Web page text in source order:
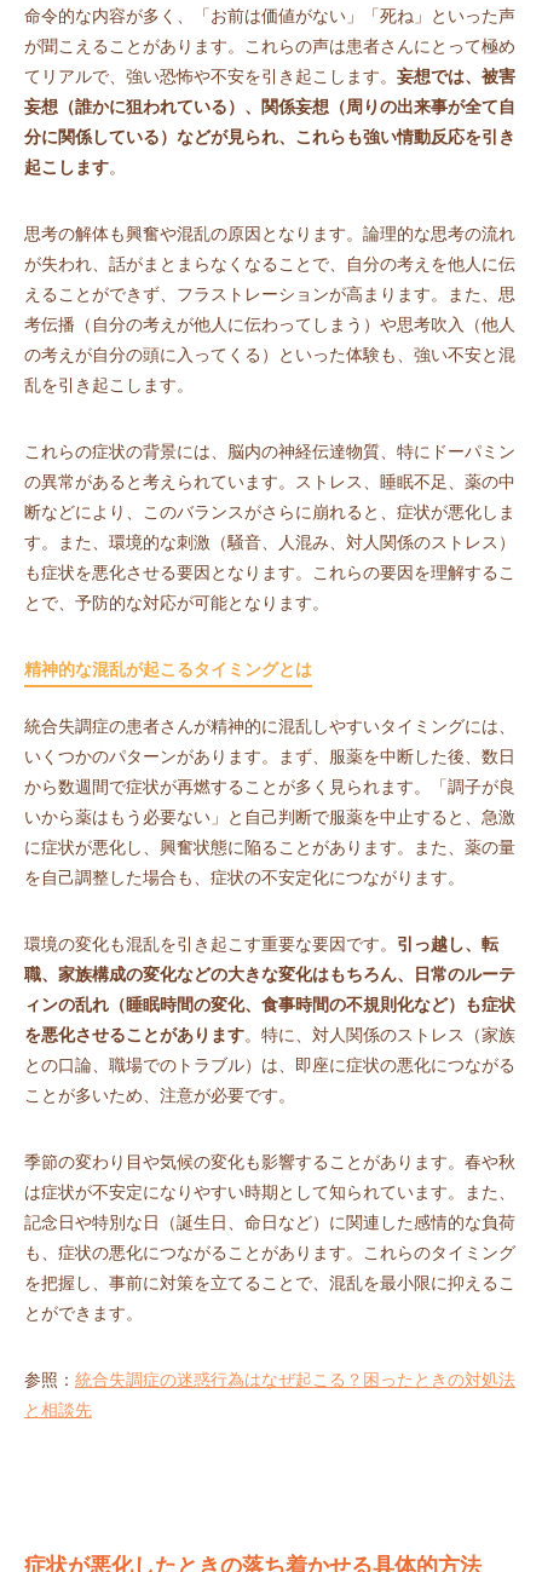
命令的な内容が多く、「お前は価値がない」「死ね」といった声
が聞こえることがあります。これらの声は患者さんにとって極め
てリアルで、強い恐怖や不安を引き起こします。 妄想では、被害
妄想（誰かに狙われている）、関係妄想（周りの出来事が全て自
分に関係している）などが見られ、これらも強い情動反応を引き
起こします。
思考の解体も興奮や混乱の原因となります。論理的な思考の流れ
が失われ、話がまとまらなくなることで、自分の考えを他人に伝
えることができず、フラストレーションが高まります。また、思
考伝播（自分の考えが他人に伝わってしまう）や思考吹入（他人
の考えが自分の頭に入ってくる）といった体験も、強い不安と混
乱を引き起こします。
これらの症状の背景には、脳内の神経伝達物質、特にドーパミン
の異常があると考えられています。ストレス、睡眠不足、薬の中
断などにより、このバランスがさらに崩れると、症状が悪化しま
す。また、環境的な刺激（騒音、人混み、対人関係のストレス）
も症状を悪化させる要因となります。これらの要因を理解するこ
とで、予防的な対応が可能となります。
精神的な混乱が起こるタイミングとは
統合失調症の患者さんが精神的に混乱しやすいタイミングには、
いくつかのパターンがあります。まず、服薬を中断した後、数日
から数週間で症状が再燃することが多く見られます。「調子が良
いから薬はもう必要ない」と自己判断で服薬を中止すると、急激
に症状が悪化し、興奮状態に陥ることがあります。また、薬の量
を自己調整した場合も、症状の不安定化につながります。
環境の変化も混乱を引き起こす重要な要因です。 引っ越し、転
職、家族構成の変化などの大きな変化はもちろん、日常のルーテ
ィンの乱れ（睡眠時間の変化、食事時間の不規則化など）も症状
を悪化させることがあります。特に、対人関係のストレス（家族
との口論、職場でのトラブル）は、即座に症状の悪化につながる
ことが多いため、注意が必要です。
季節の変わり目や気候の変化も影響することがあります。春や秋
は症状が不安定になりやすい時期として知られています。また、
記念日や特別な日（誕生日、命日など）に関連した感情的な負荷
も、症状の悪化につながることがあります。これらのタイミング
を把握し、事前に対策を立てることで、混乱を最小限に抑えるこ
とができます。
参照： 統合失調症の迷惑行為はなぜ起こる？困ったときの対処法
と相談先
症状が悪化したときの落ち着かせる具体的方法